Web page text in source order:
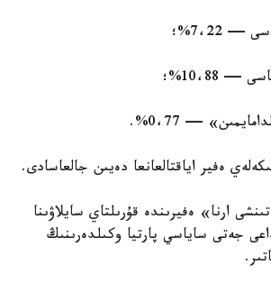
ەفير اياقتالعانعا دەيىن جالعاسادى.
ارنا» ەفيرىندە قۇرىلتاي سايلاۋىنا
جەتى ساياسي پارتيا وكىلدەرىنىڭ